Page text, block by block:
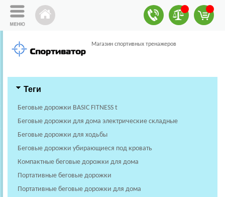
Магазин спортивных тренажеров
Теги
Беговые дорожки BASIC FITNESS t
Беговые дорожки для дома электрические складные
Беговые дорожки для ходьбы
Беговые дорожки убирающиеся под кровать
Компактные беговые дорожки для дома
Портативные беговые дорожки
Портативные беговые дорожки для дома